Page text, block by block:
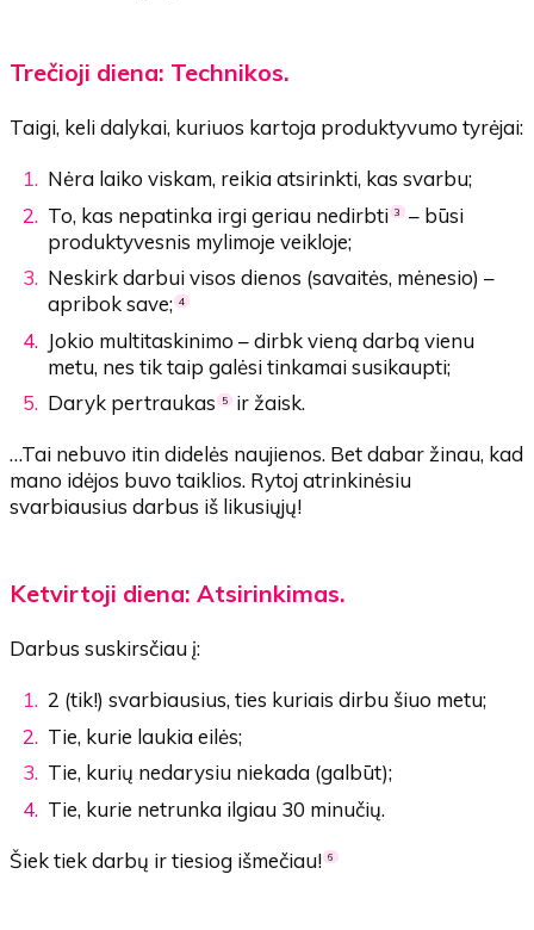
Trečioji diena: Technikos.
Taigi, keli dalykai, kuriuos kartoja produktyvumo tyrėjai:
Nėra laiko viskam, reikia atsirinkti, kas svarbu;
To, kas nepatinka irgi geriau nedirbti3 – būsi
produktyvesnis mylimoje veikloje;
Neskirk darbui visos dienos (savaitės, mėnesio) –
apribok save;4
Jokio multitaskinimo – dirbk vieną darbą vienu
metu, nes tik taip galėsi tinkamai susikaupti;
Daryk pertraukas5 ir žaisk.
…Tai nebuvo itin didelės naujienos. Bet dabar žinau, kad
mano idėjos buvo taiklios. Rytoj atrinkinėsiu
svarbiausius darbus iš likusiųjų!
Ketvirtoji diena: Atsirinkimas.
Darbus suskirsčiau į:
2 (tik!) svarbiausius, ties kuriais dirbu šiuo metu;
Tie, kurie laukia eilės;
Tie, kurių nedarysiu niekada (galbūt);
Tie, kurie netrunka ilgiau 30 minučių.
Šiek tiek darbų ir tiesiog išmečiau!6